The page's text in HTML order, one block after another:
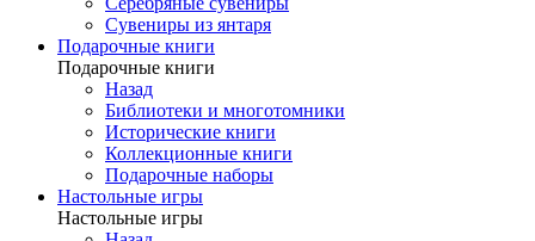
Сувениры из янтаря
Подарочные книги
Подарочные книги
Назад
Библиотеки и многотомники
Исторические книги
Коллекционные книги
Подарочные наборы
Настольные игры
Настольные игры